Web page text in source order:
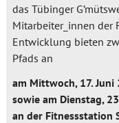
das Tübinger
Mitarbeiter_innen der
Entwicklung bieten
Pfads an
am Mittwoch, 17. Juni
sowie am Dienstag,
an der Fitnessstation